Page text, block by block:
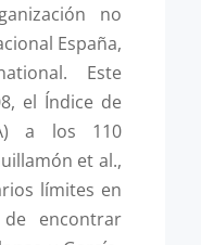
no
España,
Este
el Índice de
a los 110
et al.,
límites en
encontrar